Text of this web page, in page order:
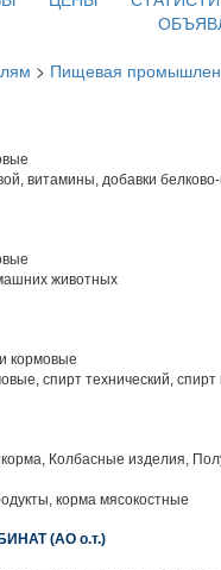
> Пищевая
витамины, добавки
животных
кормовые
спирт технический,
Колбасные изделия,
корма мясокостные
(АО о.т.)